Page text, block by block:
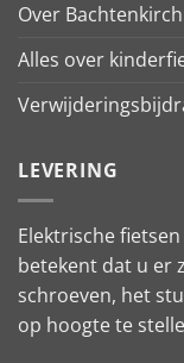
Over Bachtenkirch
Alles over
LEVERING
Elektrische
betekent dat u er
schroeven, het
op hoogte te